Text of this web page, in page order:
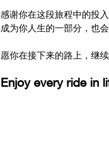
感谢你在这段旅程中的投
成为你人生的一部分，也
愿你在接下来的路上，继
Enjoy every ride in